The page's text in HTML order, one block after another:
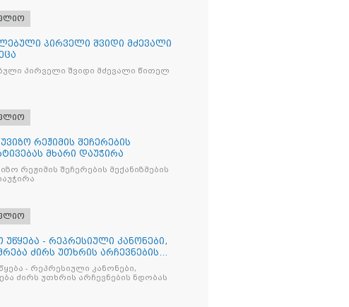
პირველი შვიდი მძევალი
პირველი შვიდი მძევალი წითელ
რეჟიმის შეჩერების
მხარი დაუჭირა
რეჟიმის შეჩერების მექანიზმების
უწყება - რეპრესიული კანონები,
ძირს უთხრის არჩევნების
- რეპრესიული კანონები,
ძირს უთხრის არჩევნების ნდობას